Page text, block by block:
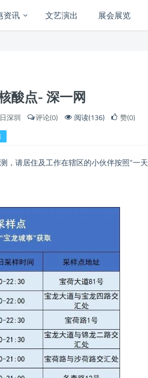
资讯 文艺演出 展会展览
酸点- 深一网
深圳 评论(0) 阅读(136) 赞(0)
，请居住及工作在辖区的小伙伴按照“一天